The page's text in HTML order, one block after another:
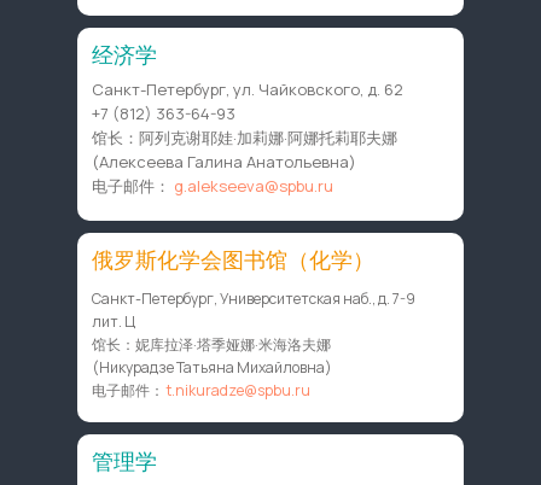
管理学
Санкт-Петербург, ул. Чайковского, д. 62
+7 (812) 363-64-93
馆长：阿列克谢耶娃·加莉娜·阿娜托莉耶夫娜
(Алексеева Галина Анатольевна)
电子邮件： g.alekseeva@spbu.ru
经济学
俄罗斯化学会图书馆（化学）
Санкт-Петербург, Университетская наб., д. 7-9
лит. Ц
馆长：妮库拉泽·塔季娅娜·米海洛夫娜
(Никурадзе Татьяна Михайловна)
电子邮件：t.nikuradze@spbu.ru